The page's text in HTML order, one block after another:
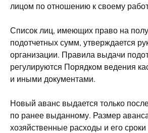
лицом по отношению к своему
Список лиц, имеющих право на
подотчетных сумм, утверждается
организации. Правила выдачи
регулируются Порядком ведения
и иными документами.
Новый аванс выдается только
по ранее выданному. Размер
хозяйственные расходы и его